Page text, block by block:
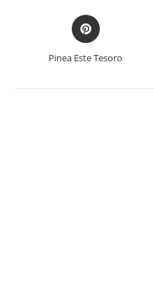
Se
abre
una
Pinea Este Tesoro